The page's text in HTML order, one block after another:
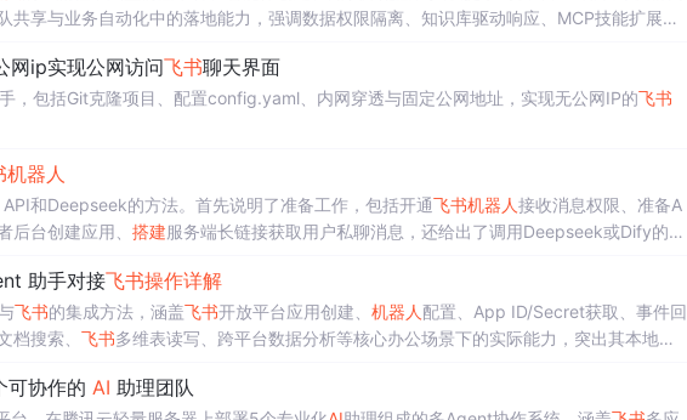
享与业务自动化中的落地能力，强调数据权限隔离、知识库驱动响应、MCP技能扩展等
网ip实现公网访问飞书聊天界面
，包括Git克隆项目、配置config.yaml、内网穿透与固定公网地址，实现无公网IP的飞书
机器人
和Deepseek的方法。首先说明了准备工作，包括开通飞书机器人接收消息权限、准备A
后台创建应用、 搭建服务端长链接获取用户私聊消息，还给出了调用Deepseek或Dify的A
助手对接飞书操作详解
飞书的集成方法，涵盖飞书开放平台应用创建、 机器人配置、App ID/Secret获取、事件回
搜索、 飞书多维表读写、跨平台数据分析等核心办公场景下的实际能力，突出其本地化
可协作的 AI 助理团队